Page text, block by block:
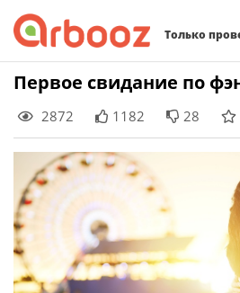
Только
Skip
content
Первое свидание по
2872 1182 28
Найти: